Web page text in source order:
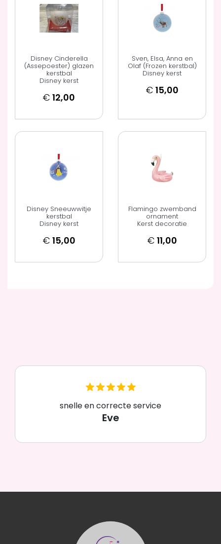
Disney Cinderella
(Assepoester) glazen
kerstbal
Disney kerst
€ 12,00
Sven, Elsa, Anna en
Olaf (Frozen kerstbal)
Disney kerst
€ 15,00
Disney Sneeuwwitje
kerstbal
Disney kerst
€ 15,00
Flamingo zwemband
ornament
Kerst decoratie
€ 11,00
snelle en correcte service
Eve